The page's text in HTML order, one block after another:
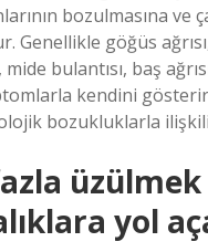
bozulmasına ve
Genellikle göğüs
bulantısı, baş
kendini
bozukluklarla
yol